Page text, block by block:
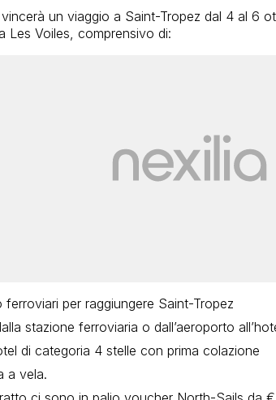
un viaggio a Saint-Tropez dal 4 al 6
Les Voiles, comprensivo di:
ferroviari per raggiungere Saint-Tropez
stazione ferroviaria o dall’aeroporto
di categoria 4 stelle con prima colazione
a vela.